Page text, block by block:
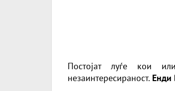
Постојат луѓе кои
незаинтересираност. Енди